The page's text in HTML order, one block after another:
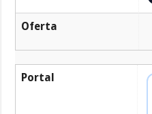
Oferta
Portal